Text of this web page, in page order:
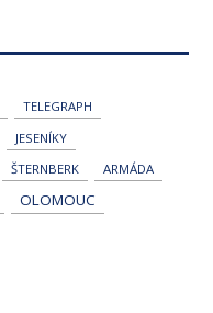
TELEGRAPH
JESENÍKY
ŠTERNBERK ARMÁDA
OLOMOUC